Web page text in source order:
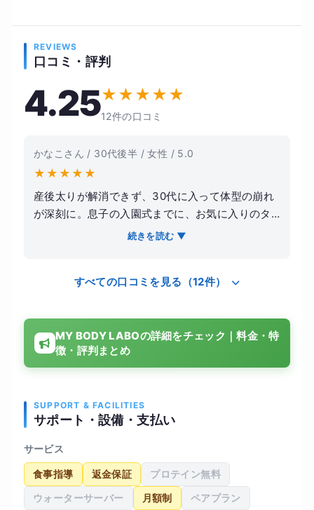
REVIEWS
口コミ・評判
4.25★★★★★
12件の口コミ
かなこさん / 30代後半 / 女性 / 5.0
★ ★ ★ ★ ★
産後太りが解消できず、30代に入って体型の崩れ
が深刻に。息子の入園式までに、お気に入りのタ
イトなワンピースを綺麗に着こなしたいという目
トレーナーさんは知識が豊富で、その日の体調に
指導が非常に丁寧で、運動が苦手な私でも「効い
ている」感覚をしっかり実感できました。3ヶ月で
体重が4kg減り、何よりウエスト周りが劇的に引き
締まりました！姿勢も良くなり、疲れにくい体
健康的な生活習慣が身につきました。
続きを読む ▼
すべての口コミを見る（12件）
MY BODY LABOの詳細をチェック｜料金・特
徴・評判まとめ
SUPPORT & FACILITIES
サポート・設備・支払い
サービス
食事指導 返金保証 プロテイン無料
ウォーターサーバー 月額制 ペアプラン